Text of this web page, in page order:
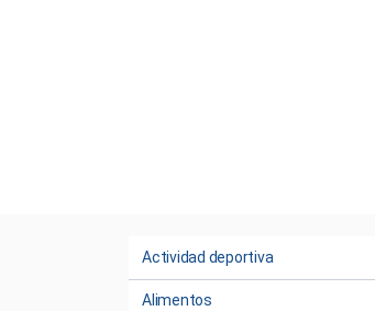
Actividad deportiva
Alimentos